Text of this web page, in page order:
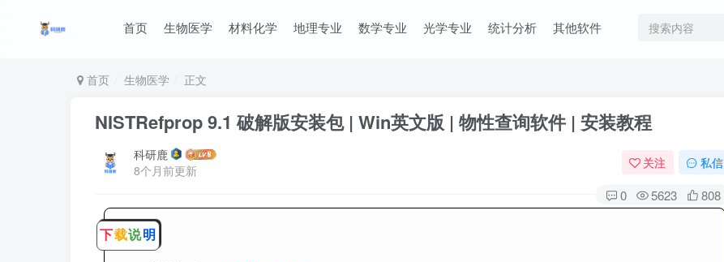
首页 生物医学 材料化学 地理专业 数学专业 光学专业 统计分析 其他软件
首页 生物医学 正文
NISTRefprop 9.1 破解版安装包 | Win英文版 | 物性查询软件 | 安装教程
科研鹿
8个月前更新
关注 私信
0 5623 808
下载说明